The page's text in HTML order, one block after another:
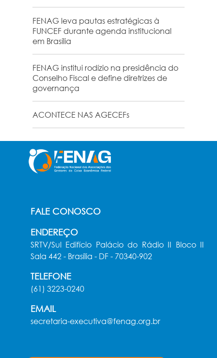
FENAG leva pautas estratégicas à
FUNCEF durante agenda institucional
em Brasília
FENAG institui rodízio na presidência do
Conselho Fiscal e define diretrizes de
governança
ACONTECE NAS AGECEFs
FALE CONOSCO
ENDEREÇO
SRTV/Sul Edifício Palácio do Rádio II Bloco II
Sala 442 - Brasília - DF - 70340-902
TELEFONE
(61) 3223-0240
EMAIL
secretaria-executiva@fenag.org.br